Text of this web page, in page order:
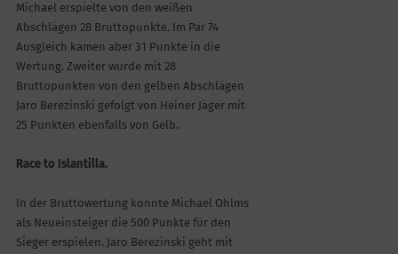
Michael erspielte von den weißen
Abschlägen 28 Bruttopunkte. Im Par 74
Ausgleich kamen aber 31 Punkte in die
Wertung. Zweiter wurde mit 28
Bruttopunkten von den gelben Abschlägen
Jaro Berezinski gefolgt von Heiner Jäger mit
25 Punkten ebenfalls von Gelb.
Race to Islantilla.
In der Bruttowertung konnte Michael Ohlms
als Neueinsteiger die 500 Punkte für den
Sieger erspielen. Jaro Berezinski geht mit